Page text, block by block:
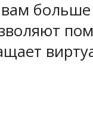
больше